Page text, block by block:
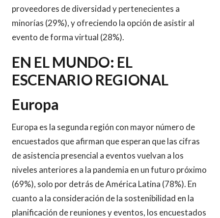
proveedores de diversidad y pertenecientes a
minorías (29%), y ofreciendo la opción de asistir al
evento de forma virtual (28%).
EN EL MUNDO: EL
ESCENARIO REGIONAL
Europa
Europa es la segunda región con mayor número de
encuestados que afirman que esperan que las cifras
de asistencia presencial a eventos vuelvan a los
niveles anteriores a la pandemia en un futuro próximo
(69%), solo por detrás de América Latina (78%). En
cuanto a la consideración de la sostenibilidad en la
planificación de reuniones y eventos, los encuestados